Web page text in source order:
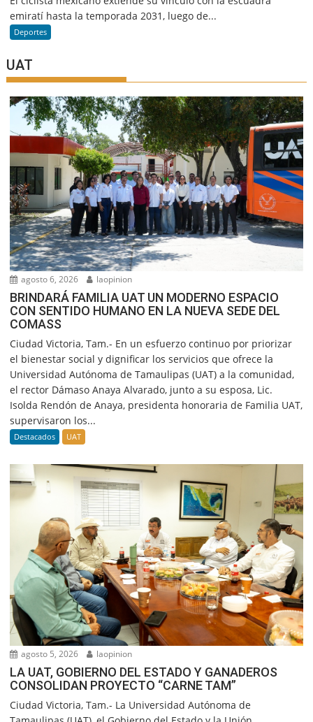
emiratí hasta la temporada 2031, luego de...
Deportes
UAT
agosto 6, 2026 laopinion
BRINDARÁ FAMILIA UAT UN MODERNO ESPACIO
CON SENTIDO HUMANO EN LA NUEVA SEDE DEL
COMASS
Ciudad Victoria, Tam.- En un esfuerzo continuo por priorizar
el bienestar social y dignificar los servicios que ofrece la
Universidad Autónoma de Tamaulipas (UAT) a la comunidad,
el rector Dámaso Anaya Alvarado, junto a su esposa, Lic.
Isolda Rendón de Anaya, presidenta honoraria de Familia UAT,
supervisaron los...
Destacados UAT
agosto 5, 2026 laopinion
LA UAT, GOBIERNO DEL ESTADO Y GANADEROS
CONSOLIDAN PROYECTO “CARNE TAM”
Ciudad Victoria, Tam.- La Universidad Autónoma de